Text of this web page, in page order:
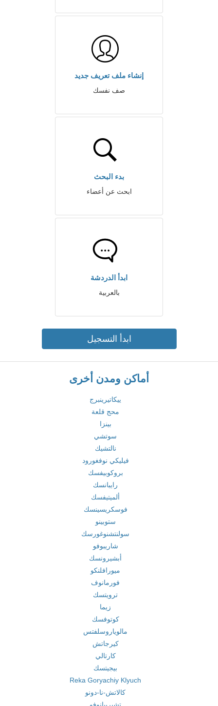
إنشاء ملف تعريف جديد
صف نفسك
بدء البحث
ابحث عن أعضاء
ابدأ الدردشة
بالعربية
ابدأ التسجيل
أماكن ومدن أخرى
ييكاتيرينبرج
محج قلعة
بينزا
سوتشي
نالتشيك
فيليكي نوفغورود
بروكوبيفسك
رايبانسك
ألميتيفسك
فوسكريسينسك
ستوبينو
سولنتشنوغورسك
شاريبوفو
أبشيرونسك
ميورافلنكو
فورمانوف
ترويتسك
زيما
كوتوفسك
مالوياروسلفتس
كيرجاتش
كارتالي
بيجيتسك
Reka Goryachiy Klyuch
كالاتش-نا-دونو